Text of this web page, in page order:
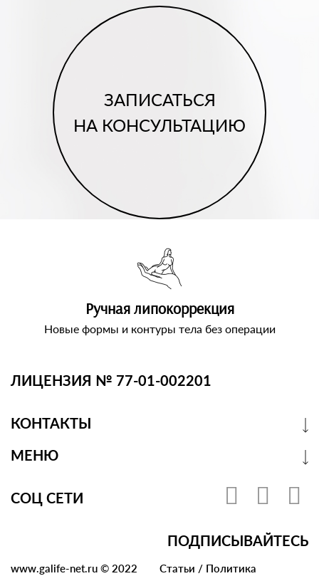
ЗАПИСАТЬСЯ
НА КОНСУЛЬТАЦИЮ
Ручная липокоррекция
Новые формы и контуры тела без операции
ЛИЦЕНЗИЯ № 77-01-002201
КОНТАКТЫ
МЕНЮ
СОЦ СЕТИ
ПОДПИСЫВАЙТЕСЬ
www.galife-net.ru © 2022
Статьи / Политика